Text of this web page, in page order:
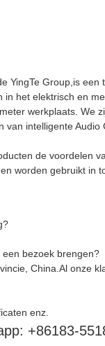
YingTe Group,is
het elektrisch en
werkplaats. We
intelligente
de voordelen
worden gebruikt in
een bezoek brengen?
China.Al onze
enz.
+86183-